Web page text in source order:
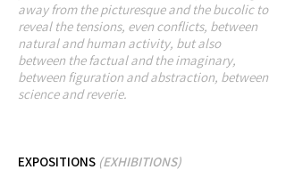
away from the picturesque and the bucolic to
reveal the tensions, even conflicts, between
natural and human activity, but also
between the factual and the imaginary,
between figuration and abstraction, between
science and reverie.
EXPOSITIONS (EXHIBITIONS)